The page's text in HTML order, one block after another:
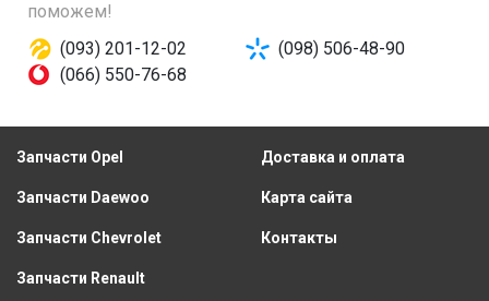
поможем!
(093) 201-12-02
(098) 506-48-90
(066) 550-76-68
Запчасти Opel
Запчасти Daewoo
Запчасти Chevrolet
Запчасти Renault
Доставка и оплата
Карта сайта
Контакты